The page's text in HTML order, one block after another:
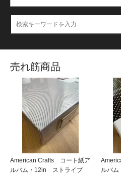
売れ筋商品
American Crafts コート紙ア
ルバム・12in ストライプ
ルバ